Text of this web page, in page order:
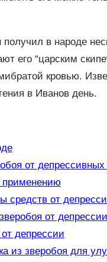
в народе
его “царским
кровью.
в Иванов день.
от депрессивных
средств от
от депрессии
депрессии
из зверобоя для